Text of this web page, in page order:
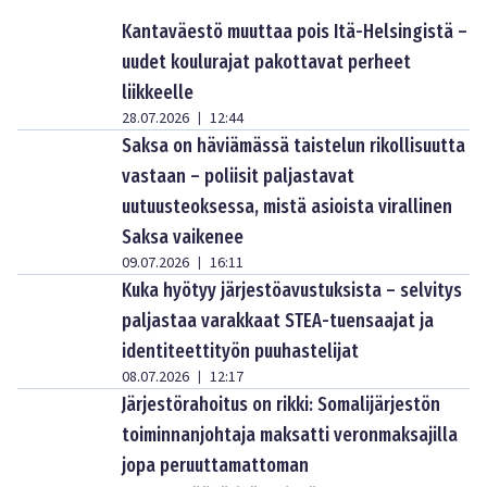
Kantaväestö muuttaa pois Itä-Helsingistä –
uudet koulurajat pakottavat perheet
liikkeelle
28.07.2026 | 12:44
Saksa on häviämässä taistelun rikollisuutta
vastaan – poliisit paljastavat
uutuusteoksessa, mistä asioista virallinen
Saksa vaikenee
09.07.2026 | 16:11
Kuka hyötyy järjestöavustuksista – selvitys
paljastaa varakkaat STEA-tuensaajat ja
identiteettityön puuhastelijat
08.07.2026 | 12:17
Järjestörahoitus on rikki: Somalijärjestön
toiminnanjohtaja maksatti veronmaksajilla
jopa peruuttamattoman